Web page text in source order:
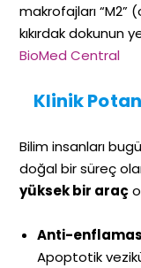
makrofajları “M2”
kıkırdak dokunun
BioMed Central
Klinik
Bilim insanları
doğal bir süreç
yüksek bir araç
Anti-
Apoptotik